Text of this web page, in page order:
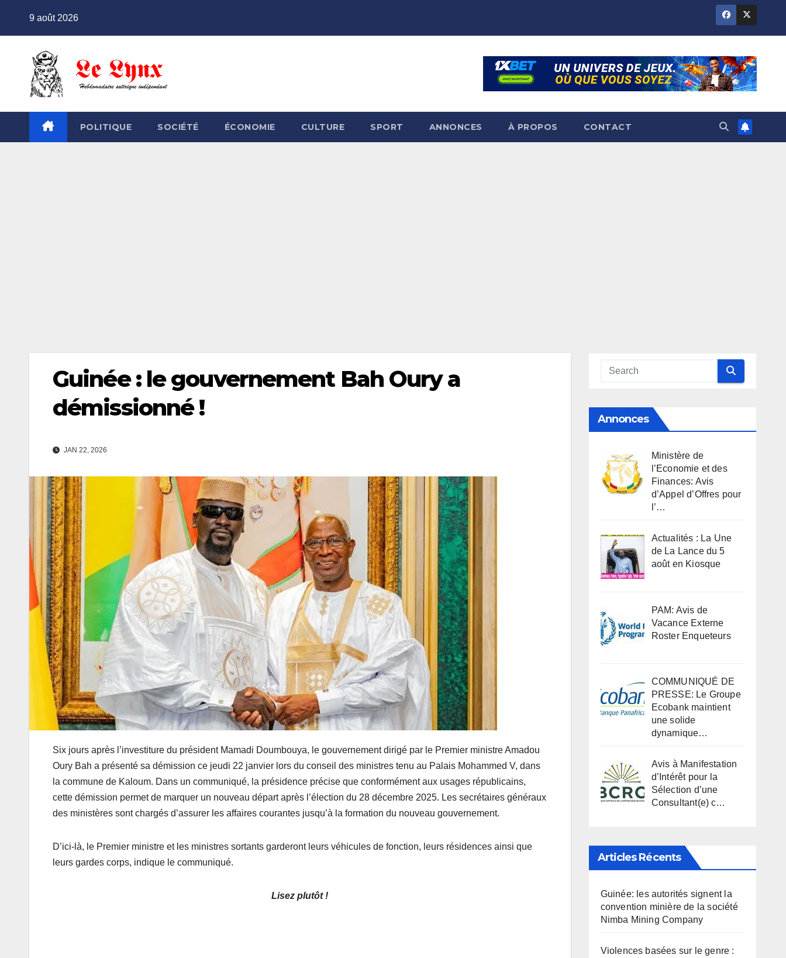
9 août 2026
POLITIQUE SOCIÉTÉ ÉCONOMIE CULTURE SPORT ANNONCES À PROPOS CONTACT
Guinée : le gouvernement Bah Oury a
démissionné !
JAN 22, 2026
Six jours après l’investiture du président Mamadi Doumbouya, le gouvernement dirigé par le Premier ministre Amadou
Oury Bah a présenté sa démission ce jeudi 22 janvier lors du conseil des ministres tenu au Palais Mohammed V, dans
la commune de Kaloum. Dans un communiqué, la présidence précise que conformément aux usages républicains,
cette démission permet de marquer un nouveau départ après l’élection du 28 décembre 2025. Les secrétaires généraux
des ministères sont chargés d’assurer les affaires courantes jusqu’à la formation du nouveau gouvernement.
D’ici-là, le Premier ministre et les ministres sortants garderont leurs véhicules de fonction, leurs résidences ainsi que
leurs gardes corps, indique le communiqué.
Lisez plutôt !
Annonces
Ministère de
l’Economie et des
Finances: Avis
d’Appel d’Offres pour
l’…
Actualités : La Une
de La Lance du 5
août en Kiosque
PAM: Avis de
Vacance Externe
Roster Enqueteurs
COMMUNIQUÉ DE
PRESSE: Le Groupe
Ecobank maintient
une solide
dynamique…
Avis à Manifestation
d’Intérêt pour la
Sélection d’une
Consultant(e) c…
Articles Récents
Guinée: les autorités signent la
convention minière de la société
Nimba Mining Company
Violences basées sur le genre :